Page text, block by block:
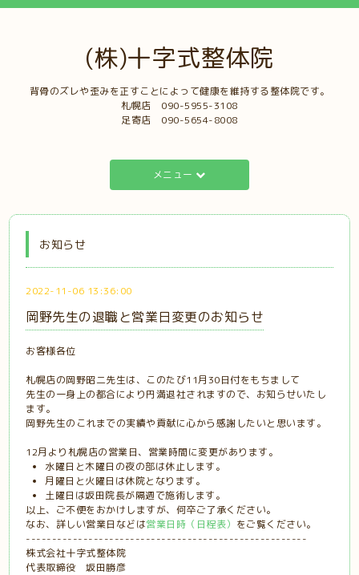
(株)十字式整体院
背骨のズレや歪みを正すことによって健康を維持する整体院です。
札幌店 ‭090-5955-3108‬
足寄店 090-5654-8008‬‭
メニュー
お知らせ
2022-11-06 13:36:00
岡野先生の退職と営業日変更のお知らせ
お客様各位
札幌店の岡野昭二先生は、このたび11月30日付をもちまして
先生の一身上の都合により円満退社されますので、お知らせいたし
ます。
岡野先生のこれまでの実績や貢献に心から感謝したいと思います。
12月より札幌店の営業日、営業時間に変更があります。
水曜日と木曜日の夜の部は休止します。
月曜日と火曜日は休院となります。
土曜日は坂田院長が隔週で施術します。
以上、ご不便をおかけしますが、何卒ご了承ください。
なお、詳しい営業日などは営業日時（日程表） をご覧ください。
------------------------------------------------------
株式会社十字式整体院
代表取締役 坂田勝彦